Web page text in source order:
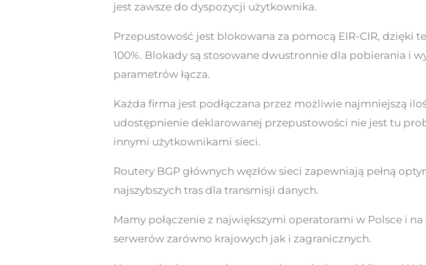
jest zawsze do dyspozycji użytkownika.
Przepustowość jest blokowana za pomocą EIR-CIR, dzięki
100%. Blokady są stosowane dwustronnie dla pobierania i
parametrów łącza.
Każda firma jest podłączana przez możliwie najmniejszą
udostępnienie deklarowanej przepustowości nie jest tu
innymi użytkownikami sieci.
Routery BGP głównych węzłów sieci zapewniają pełną
najszybszych tras dla transmisji danych.
Mamy połączenie z największymi operatorami w Polsce i
serwerów zarówno krajowych jak i zagranicznych.